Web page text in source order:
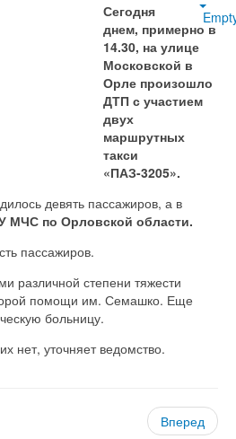
Сегодня
днем, примерно в
14.30, на улице
Московской в
Орле произошло
ДТП с участием
двух
маршрутных
такси
«ПАЗ-3205».
девять пассажиров, а в
МЧС по Орловской области.
пассажиров.
различной степени тяжести
помощи им. Семашко. Еще
больницу.
нет, уточняет ведомство.
Вперед